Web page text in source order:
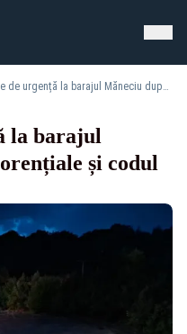
Intervenție de urgență la barajul Măneciu după ploile torențiale și codul portocaliu hidrologic
la barajul
și codul